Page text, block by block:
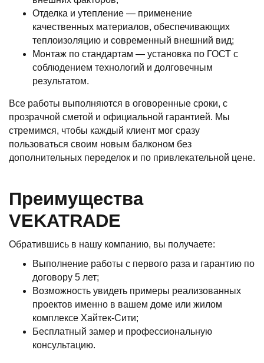
Отделка и утепление — применение
качественных материалов, обеспечивающих
теплоизоляцию и современный внешний вид;
Монтаж по стандартам — установка по ГОСТ с
соблюдением технологий и долговечным
результатом.
Все работы выполняются в оговоренные сроки, с
прозрачной сметой и официальной гарантией. Мы
стремимся, чтобы каждый клиент мог сразу
пользоваться своим новым балконом без
дополнительных переделок и по привлекательной цене.
Преимущества
VEKATRADE
Обратившись в нашу компанию, вы получаете:
Выполнение работы с первого раза и гарантию по
договору 5 лет;
Возможность увидеть примеры реализованных
проектов именно в вашем доме или жилом
комплексе Хайтек-Сити;
Бесплатный замер и профессиональную
консультацию.